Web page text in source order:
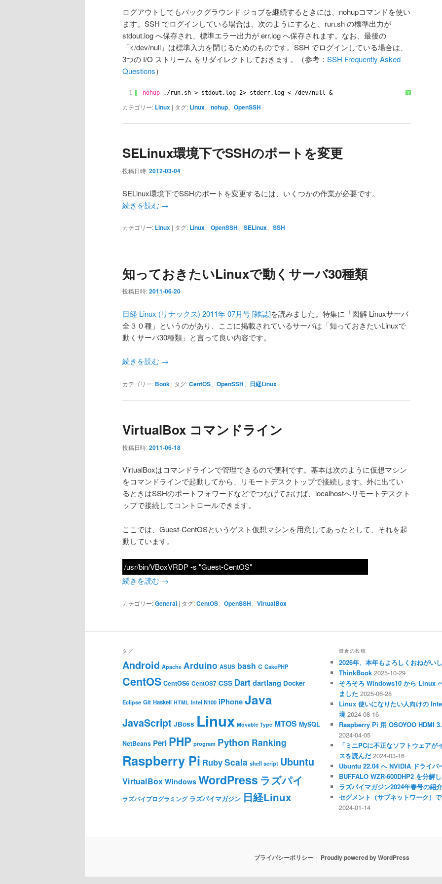
ログアウトしてもバックグラウンド ジョブを継続するときには、nohupコマンドを使い
ます。SSH でログインしている場合は、次のようにすると、run.sh の標準出力が
stdout.log へ保存され、標準エラー出力が err.log へ保存されます。なお、最後の
「</dev/null」は標準入力を閉じるためのものです。SSH でログインしている場合は、
3つの I/O ストリーム をリダイレクトしておきます。（参考： SSH Frequently Asked
Questions）
?
1 nohup . /run.sh > stdout.log 2> stderr.log < /dev/null &
カテゴリー: Linux | タグ: Linux nohup OpenSSH
SELinux環境下でSSHのポートを変更
投稿日時:2012-03-04
SELinux環境下でSSHのポートを変更するには、いくつかの作業が必要です。
続きを読む →
カテゴリー: Linux | タグ: Linux OpenSSH SELinux SSH
知っておきたいLinuxで動くサーバ30種類
投稿日時:2011-06-20
日経 Linux (リナックス) 2011年 07月号 [雑誌]を読みました。特集に「図解 Linuxサーバ
全３０種」というのがあり、ここに掲載されているサーバは「知っておきたいLinuxで
動くサーバ30種類」と言って良い内容です。
続きを読む →
カテゴリー: Book | タグ:CentOS OpenSSH 日経Linux
VirtualBox コマンドライン
投稿日時:2011-06-18
VirtualBoxはコマンドラインで管理できるので便利です。基本は次のように仮想マシン
をコマンドラインで起動してから、リモートデスクトップで接続します。外に出てい
るときはSSHのポートフォワードなどでつなげておけば、localhostへリモートデスクト
ップで接続してコントロールできます。
ここでは、Guest-CentOSというゲスト仮想マシンを用意してあったとして、それを起
動しています。
/usr/bin/VBoxVRDP -s "Guest-CentOS"
続きを読む →
カテゴリー:General | タグ:CentOS OpenSSH VirtualBox
タグ
Android Apache Arduino ASUS bash C CakePHP
CentOS CentOS6 CentOS7 CSS Dart dartlang Docker
Eclipse Git Haskell HTML Intel N100 iPhoneJava
JavaScript JBoss Linux Movable Type MTOS MySQL
NetBeans Perl PHP program Python Ranking
Raspberry Pi RubyScala shell script Ubuntu
VirtualBox Windows WordPress ラズパイ
ラズパイプログラミング ラズパイマガジン 日経Linux
最近の投稿
2026年、本年もよろしくおねがい
ThinkBook 2025-10-29
そろそろ Windows10 から Linux
ました 2025-06-28
Linux 使いになりたい人向けの
境 2024-08-16
Raspberry Pi 用 OSOYOO HDMI
2024-04-05
「ミニPCに不正なソフトウェア
スを読んだ 2024-03-16
Ubuntu 22.04 へ NVIDIA ドライバ
BUFFALO WZR-600DHP2 を分解
ラズパイマガジン2024年春号の紹介
セグメント（サブネットワーク）
2024-01-14
プライバシーポリシー Proudly powered by WordPress